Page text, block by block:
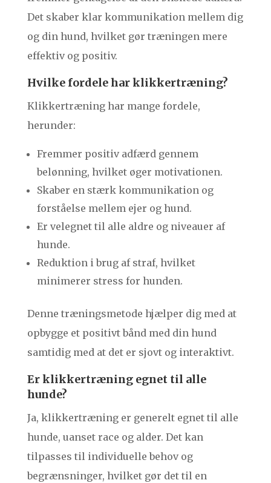
Det skaber klar kommunikation mellem dig
og din hund, hvilket gør træningen mere
effektiv og positiv.
Hvilke fordele har klikkertræning?
Klikkertræning har mange fordele,
herunder:
Fremmer positiv adfærd gennem
belønning, hvilket øger motivationen.
Skaber en stærk kommunikation og
forståelse mellem ejer og hund.
Er velegnet til alle aldre og niveauer af
hunde.
Reduktion i brug af straf, hvilket
minimerer stress for hunden.
Denne træningsmetode hjælper dig med at
opbygge et positivt bånd med din hund
samtidig med at det er sjovt og interaktivt.
Er klikkertræning egnet til alle
hunde?
Ja, klikkertræning er generelt egnet til alle
hunde, uanset race og alder. Det kan
tilpasses til individuelle behov og
begrænsninger, hvilket gør det til en